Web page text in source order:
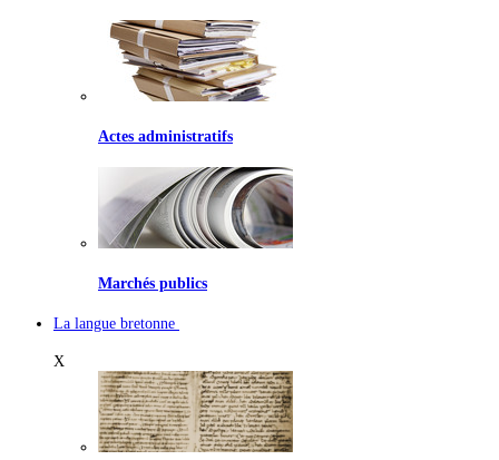
Actes administratifs
Marchés publics
La langue bretonne
X